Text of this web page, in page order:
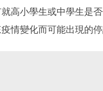
高小學生或中學生是
情變化而可能出現的停